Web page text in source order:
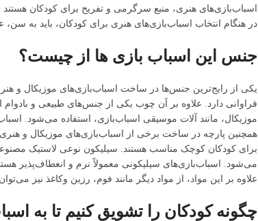
اسباب‌بازی‌های هنری، منبع سرگرمی و تفریح برای کودکان هستند
در هنگام انتخاب اسباب‌بازی‌های هنری برای کودکان، باید به سن،
جنس این اسباب بازی ها از چیست؟
یکی از رایج‌ترین جنس‌ها در ساخت اسباب‌بازی‌های موزیکال و
فراوانی دارد. علاوه بر آن چوب یکی از جنس‌های طبیعی و
موزیکال، مانند آلات موسیقی اسباب‌بازی، استفاده می‌شود.
همچنین پارچه در ساخت برخی از اسباب‌بازی‌های موزیکال و
برای کودکان کوچک مناسب هستند. سیلیکون نوعی لاستیک
می‌شود. اسباب‌بازی‌های سیلیکونی معمولاً نرم و انعطاف‌پذیر
علاوه بر این مواد، از مواد دیگر مانند فوم، رزین وکاغذ نیز
چگونه کودکان را تشویق کنیم تا به